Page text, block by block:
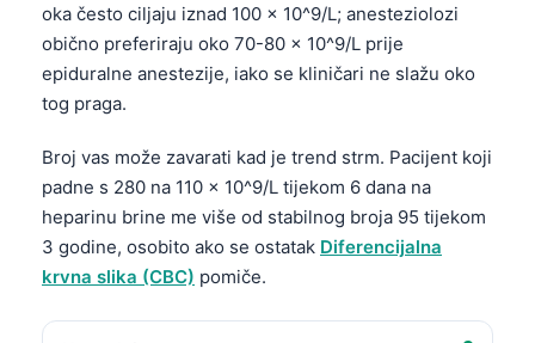
oka često ciljaju iznad 100 × 10^9/L; anesteziolozi
obično preferiraju oko 70-80 × 10^9/L prije
epiduralne anestezije, iako se kliničari ne slažu oko
tog praga.
Broj vas može zavarati kad je trend strm. Pacijent koji
padne s 280 na 110 × 10^9/L tijekom 6 dana na
heparinu brine me više od stabilnog broja 95 tijekom
3 godine, osobito ako se ostatak Diferencijalna
krvna slika (CBC) pomiče.